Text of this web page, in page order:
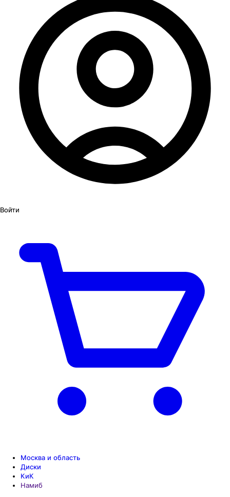
Войти
Москва и область
Диски
КиК
Намиб